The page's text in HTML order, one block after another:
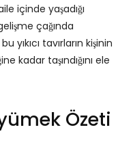
içinde yaşadığı
çağında
tavırların kişinin
kadar taşındığını ele
Özeti